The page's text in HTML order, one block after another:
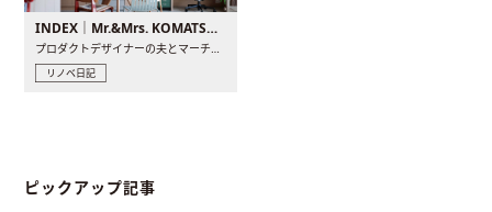
INDEX｜Mr.&Mrs. KOMATSU renovation diary
プロダクトデザイナーの夫とマーチャンダイザーの妻が、夫婦で..
リノベ日記
ピックアップ記事